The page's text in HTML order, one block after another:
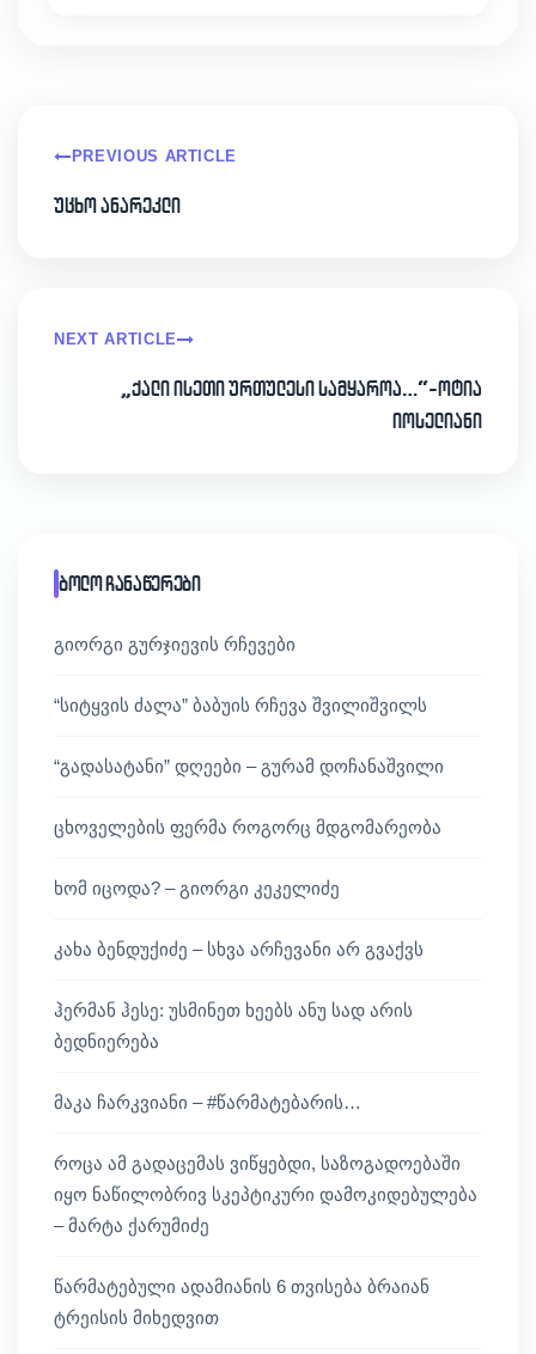
PREVIOUS ARTICLE
უცხო ანარეკლი
NEXT ARTICLE
„ქალი ისეთი ურთულესი სამყაროა…“-ოტია
იოსელიანი
ბოლო ჩანაწერები
გიორგი გურჯიევის რჩევები
“სიტყვის ძალა” ბაბუის რჩევა შვილიშვილს
“გადასატანი” დღეები – გურამ დოჩანაშვილი
ცხოველების ფერმა როგორც მდგომარეობა
ხომ იცოდა? – გიორგი კეკელიძე
კახა ბენდუქიძე – სხვა არჩევანი არ გვაქვს
ჰერმან ჰესე: უსმინეთ ხეებს ანუ სად არის
ბედნიერება
მაკა ჩარკვიანი – #წარმატებარის…
როცა ამ გადაცემას ვიწყებდი, საზოგადოებაში
იყო ნაწილობრივ სკეპტიკური დამოკიდებულება
– მარტა ქარუმიძე
წარმატებული ადამიანის 6 თვისება ბრაიან
ტრეისის მიხედვით